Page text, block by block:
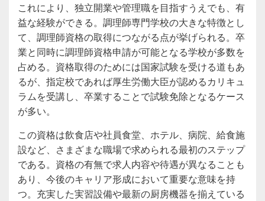
これにより、独立開業や管理職を目指すうえでも、有
益な経験ができる。調理師専門学校の大きな特徴とし
て、調理師資格の取得につながる点が挙げられる。卒
業と同時に調理師資格申請が可能となる学校が多数を
占める。資格取得のためには国家試験を受ける道もあ
るが、指定校であれば厚生労働大臣が認めるカリキュ
ラムを受講し、卒業することで試験免除となるケース
が多い。
この資格は飲食店や社員食堂、ホテル、病院、給食施
設など、さまざまな職場で求められる最初のステップ
である。資格の有無で求人内容や待遇が異なることも
あり、今後のキャリア形成において重要な意味を持
つ。充実した実習設備や最新の厨房機器を揃えている